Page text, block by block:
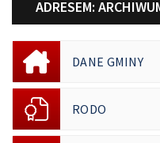
ADRESEM:
DANE GMINY
RODO